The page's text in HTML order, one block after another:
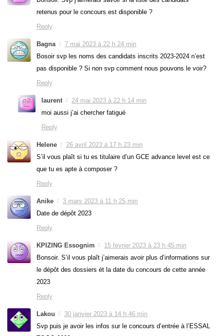
retenus pour le concours est disponible ?
Reply
Bagna
7 mai 2023 à 22 h 24 min
Bosoir svp les noms des candidats inscrits 2023-2024 n’est
pas disponible ? Si non svp comment nous pouvons le voir?
Reply
laurent
24 mai 2023 à 22 h 14 min
moi aussi j’ai chercher fatigué
Reply
Helene
26 avril 2023 à 17 h 23 min
S’il vous plaît si tu es titulaire d’un GCE advance level est ce
que tu es apte à composer ?
Reply
Anike
3 mars 2023 à 11 h 25 min
Date de dépôt 2023
Reply
KPIZING Essognim
15 février 2023 à 23 h 45 min
Bonsoir. S’il vous plaît j’aimerais avoir plus d’informations sur
le dépôt des dossiers ét la date du concours de cette année
2023
Reply
Lakou
30 janvier 2023 à 14 h 46 min
Svp puis je avoir les infos sur le concours d’entrée à l’ESSAL